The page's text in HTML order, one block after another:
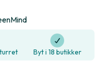
Byt i 18 butikker